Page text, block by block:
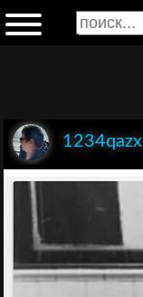
1234qazx